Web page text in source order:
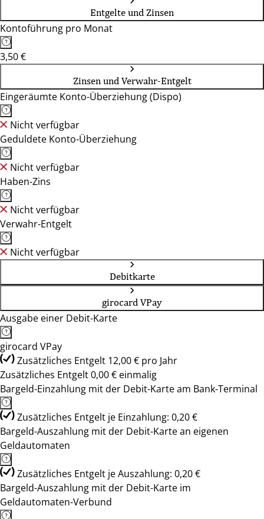
Entgelte und Zinsen
Kontoführung pro Monat
3,50 €
Zinsen und Verwahr-Entgelt
Eingeräumte Konto-Überziehung (Dispo)
Nicht verfügbar
Geduldete Konto-Überziehung
Nicht verfügbar
Haben-Zins
Nicht verfügbar
Verwahr-Entgelt
Nicht verfügbar
Debitkarte
girocard VPay
Ausgabe einer Debit-Karte
girocard VPay
Zusätzliches Entgelt 12,00 € pro Jahr
Zusätzliches Entgelt 0,00 € einmalig
Bargeld-Einzahlung mit der Debit-Karte am Bank-Terminal
Zusätzliches Entgelt je Einzahlung: 0,20 €
Bargeld-Auszahlung mit der Debit-Karte an eigenen
Geldautomaten
Zusätzliches Entgelt je Auszahlung: 0,20 €
Bargeld-Auszahlung mit der Debit-Karte im
Geldautomaten-Verbund